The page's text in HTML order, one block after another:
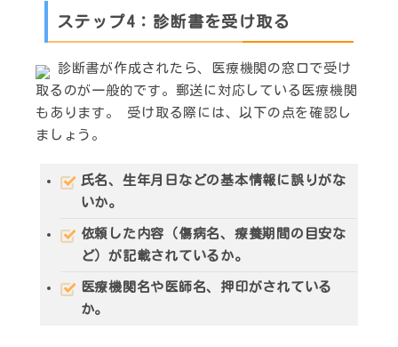
ステップ4：診断書を受け取る
診断書が作成されたら、医療機関の窓口で受け
取るのが一般的です。郵送に対応している医療機関
もあります。 受け取る際には、以下の点を確認し
ましょう。
氏名、生年月日などの基本情報に誤りがな
いか。
依頼した内容（傷病名、療養期間の目安な
ど）が記載されているか。
医療機関名や医師名、押印がされている
か。